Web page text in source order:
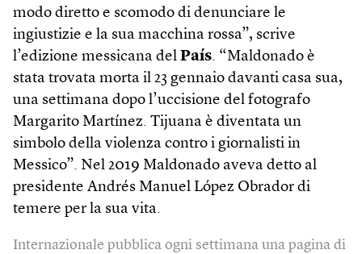
modo diretto e scomodo di denunciare le
ingiustizie e la sua macchina rossa”, scrive
l’edizione messicana del País. “Maldonado è
stata trovata morta il 23 gennaio davanti casa sua,
una settimana dopo l’uccisione del fotografo
Margarito Martínez. Tijuana è diventata un
simbolo della violenza contro i giornalisti in
Messico”. Nel 2019 Maldonado aveva detto al
presidente Andrés Manuel López Obrador di
temere per la sua vita.
Internazionale pubblica ogni settimana una pagina di